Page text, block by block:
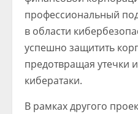
профессиональный
в области
успешно защитить
предотвращая утечки
кибератаки.
В рамках другого